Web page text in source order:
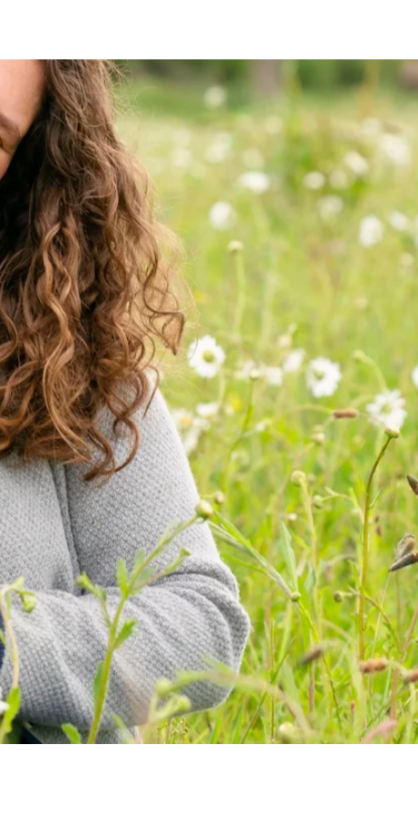
des Kindes eintragen.
Ecken?
uns zum Service!
Sonderwünsche mitteilen: